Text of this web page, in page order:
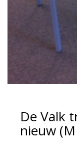
De Valk
nieuw